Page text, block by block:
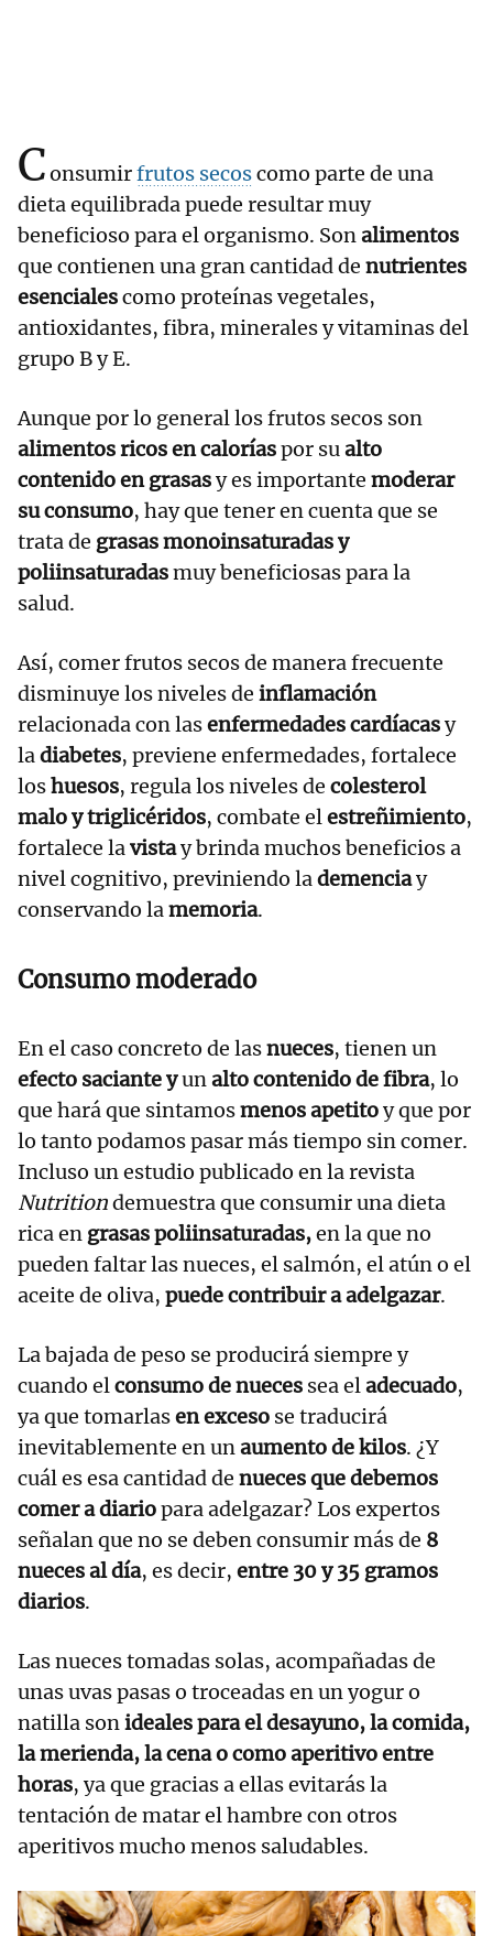
Consumirfrutos secoscomo parte de una
dieta equilibrada puede resultar muy
beneficioso para el organismo. Sonalimentos
que contienen una gran cantidad de nutrientes
esencialescomo proteínas vegetales,
antioxidantes, fibra, minerales y vitaminas del
grupo B y E.
Aunque por lo general los frutos secos son
alimentos ricos en caloríaspor sualto
contenido en grasasy es importante moderar
su consumo, hay que tener en cuenta que se
trata de grasas monoinsaturadas y
poliinsaturadasmuy beneficiosas para la
salud.
Así, comer frutos secos de manera frecuente
disminuye los niveles de inflamación
relacionada con lasenfermedades cardíacasy
ladiabetes, previene enfermedades, fortalece
loshuesos, regula los niveles de colesterol
malo y triglicéridos, combate elestreñimiento,
fortalece lavistay brinda muchos beneficios a
nivel cognitivo, previniendo lademenciay
conservando lamemoria.
Consumo moderado
En el caso concreto de lasnueces, tienen un
efecto saciante yunalto contenido de fibra, lo
que hará que sintamosmenos apetitoy que por
lo tanto podamos pasar más tiempo sin comer.
Incluso un estudio publicado en la revista
Nutritiondemuestra que consumir una dieta
rica en grasas poliinsaturadas,en la que no
pueden faltar las nueces, el salmón, el atún o el
aceite de oliva, puede contribuir a adelgazar.
La bajada de peso se producirá siempre y
cuando elconsumo de nueces sea eladecuado,
ya que tomarlasen exceso se traducirá
inevitablemente en unaumento de kilos. ¿Y
cuál es esa cantidad de nueces que debemos
comer a diariopara adelgazar? Los expertos
señalan que no se deben consumir más de 8
nueces al día, es decir, entre 30 y 35 gramos
diarios.
Las nueces tomadas solas, acompañadas de
unas uvas pasas o troceadas en un yogur o
natilla sonideales para el desayuno, la comida,
la merienda, la cena o como aperitivo entre
horas, ya que gracias a ellas evitarás la
tentación de matar el hambre con otros
aperitivos mucho menos saludables.